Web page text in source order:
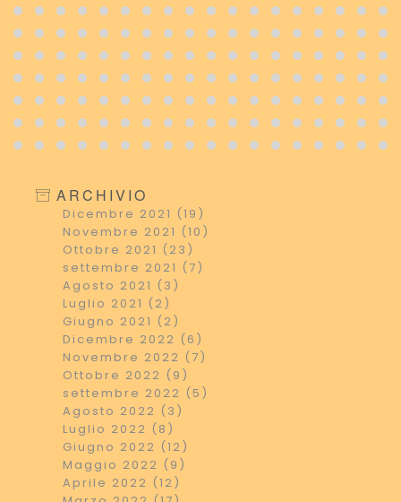
ARCHIVIO
Dicembre 2021 (19)
Novembre 2021 (10)
Ottobre 2021 (23)
settembre 2021 (7)
Agosto 2021 (3)
Luglio 2021 (2)
Giugno 2021 (2)
Dicembre 2022 (6)
Novembre 2022 (7)
Ottobre 2022 (9)
settembre 2022 (5)
Agosto 2022 (3)
Luglio 2022 (8)
Giugno 2022 (12)
Maggio 2022 (9)
Aprile 2022 (12)